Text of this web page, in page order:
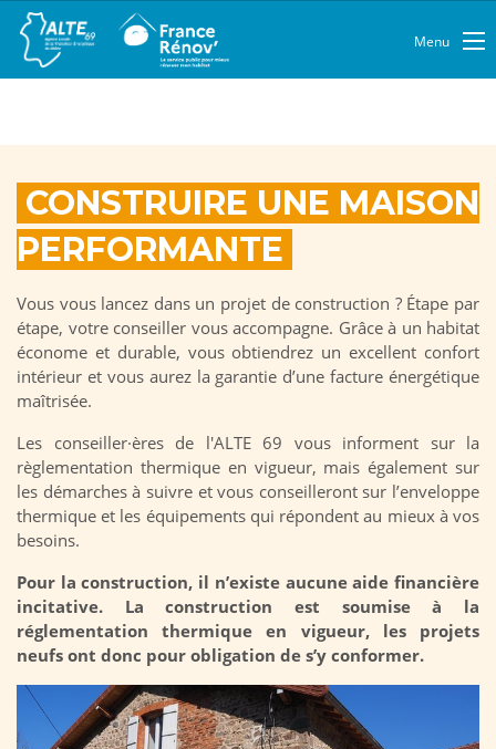
Menu
CONSTRUIRE UNE MAISON
PERFORMANTE
Vous vous lancez dans un projet de construction ? Étape par
étape, votre conseiller vous accompagne. Grâce à un habitat
économe et durable, vous obtiendrez un excellent confort
intérieur et vous aurez la garantie d’une facture énergétique
maîtrisée.
Les conseiller·ères de l'ALTE 69 vous informent sur la
règlementation thermique en vigueur, mais également sur
les démarches à suivre et vous conseilleront sur l’enveloppe
thermique et les équipements qui répondent au mieux à vos
besoins.
Pour la construction, il n’existe aucune aide financière
incitative. La construction est soumise à la
réglementation thermique en vigueur, les projets
neufs ont donc pour obligation de s’y conformer.